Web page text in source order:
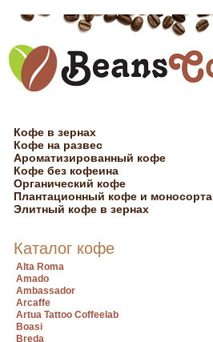
Кофе в зернах
Кофе на развес
Ароматизированный кофе
Кофе без кофеина
Органический кофе
Плантационный кофе и моносорта
Элитный кофе в зернах
Каталог кофе
Alta Roma
Amado
Ambassador
Arcaffe
Artua Tattoo Coffeelab
Boasi
Breda